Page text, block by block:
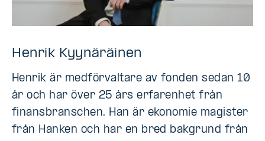
Henrik Kyynäräinen
Henrik är medförvaltare av fonden sedan 10
år och har över 25 års erfarenhet från
finansbranschen. Han är ekonomie magister
från Hanken och har en bred bakgrund från